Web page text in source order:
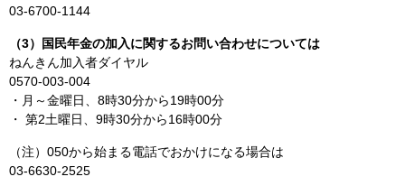
03-6700-1144
（3）国民年金の加入に関するお問い合わせについては
ねんきん加入者ダイヤル
0570-003-004
・月～金曜日、8時30分から19時00分
・ 第2土曜日、9時30分から16時00分
（注）050から始まる電話でおかけになる場合は
03-6630-2525